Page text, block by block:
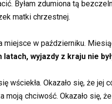
Byłam zdumiona tą
matki chrzestnej.
miejsce w październiku.
wyjazdy z kraju nie
wściekła. Okazało się, że
moją chciwość. Okazało